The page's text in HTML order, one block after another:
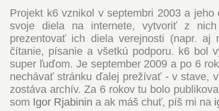
Projekt k6 vznikol v septembri 2003 a
svoje diela na internete, vytvoriť z
prezentovať ich diela verejnosti (napr. aj
čítanie, písanie a všetkú podporu. k6 bol
super ľuďom. Je september 2009 a po 6
nechávať stránku ďalej prežívať - v stave,
zostáva archív. Za 6 rokov tu bolo
som Igor Rjabinin a ak máš chuť, píš mi na